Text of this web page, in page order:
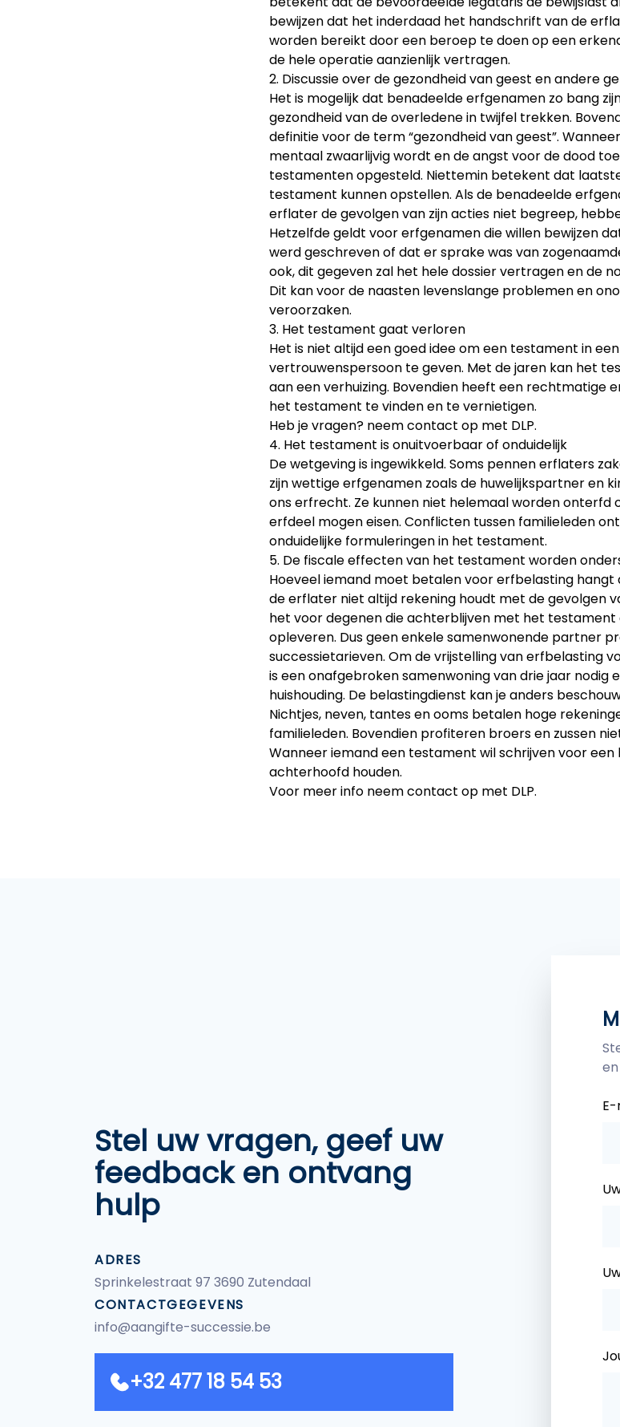
bewijzen dat het inderdaad het handschrift van de
worden bereikt door een beroep te doen op een
de hele operatie aanzienlijk vertragen.
2. Discussie over de gezondheid van geest en andere
Het is mogelijk dat benadeelde erfgenamen zo bang
gezondheid van de overledene in twijfel trekken.
definitie voor de term “gezondheid van geest”.
mentaal zwaarlijvig wordt en de angst voor de dood
testamenten opgesteld. Niettemin betekent dat
testament kunnen opstellen. Als de benadeelde
erflater de gevolgen van zijn acties niet begreep,
Hetzelfde geldt voor erfgenamen die willen bewijzen
werd geschreven of dat er sprake was van
ook, dit gegeven zal het hele dossier vertragen en de
Dit kan voor de naasten levenslange problemen en
veroorzaken.
3. Het testament gaat verloren
Het is niet altijd een goed idee om een testament in
vertrouwenspersoon te geven. Met de jaren kan het
aan een verhuizing. Bovendien heeft een rechtmatige
het testament te vinden en te vernietigen.
Heb je vragen? neem contact op met DLP.
4. Het testament is onuitvoerbaar of onduidelijk
De wetgeving is ingewikkeld. Soms pennen erflaters
zijn wettige erfgenamen zoals de huwelijkspartner en
ons erfrecht. Ze kunnen niet helemaal worden onterfd
erfdeel mogen eisen. Conflicten tussen familieleden
onduidelijke formuleringen in het testament.
5. De fiscale effecten van het testament worden
Hoeveel iemand moet betalen voor erfbelasting hangt
de erflater niet altijd rekening houdt met de gevolgen
het voor degenen die achterblijven met het
opleveren. Dus geen enkele samenwonende partner
successietarieven. Om de vrijstelling van erfbelasting
is een onafgebroken samenwoning van drie jaar nodig
huishouding. De belastingdienst kan je anders
Nichtjes, neven, tantes en ooms betalen hoge
familieleden. Bovendien profiteren broers en zussen
Wanneer iemand een testament wil schrijven voor een
achterhoofd houden.
Voor meer info neem contact op met DLP.
Stel uw vragen, geef uw
feedback en ontvang
hulp
ADRES
Sprinkelestraat 97 3690 Zutendaal
CONTACTGEGEVENS
info@aangifte-successie.be
+32 477 18 54 53